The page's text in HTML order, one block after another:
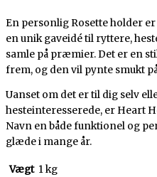
En personlig Rosette holder
en unik gaveidé til ryttere,
samle på præmier. Det er en
frem, og den vil pynte smukt
Uanset om det er til dig selv
hesteinteresserede, er Heart
Navn en både funktionel og
glæde i mange år.
Vægt 1 kg